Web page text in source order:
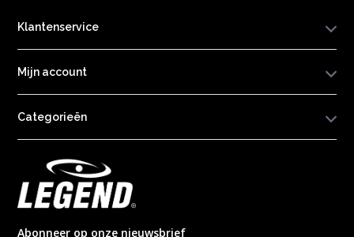
Klantenservice
Mijn account
Categorieën
Abonneer op onze nieuwsbrief